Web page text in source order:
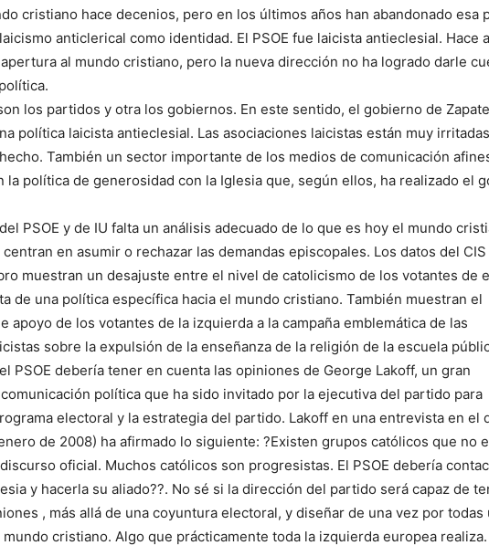
cristiano hace decenios, pero en los últimos años han abandonado esa
anticlerical como identidad. El PSOE fue laicista antieclesial. Hace
al mundo cristiano, pero la nueva dirección no ha logrado darle
los partidos y otra los gobiernos. En este sentido, el gobierno de
política laicista antieclesial. Las asociaciones laicistas están muy
También un sector importante de los medios de comunicación
la política de generosidad con la Iglesia que, según ellos, ha realizado el
PSOE y de IU falta un análisis adecuado de lo que es hoy el mundo
en asumir o rechazar las demandas episcopales. Los datos del CIS
muestran un desajuste entre el nivel de catolicismo de los votantes de
de una política específica hacia el mundo cristiano. También muestran el
apoyo de los votantes de la izquierda a la campaña emblemática de las
sobre la expulsión de la enseñanza de la religión de la escuela
PSOE debería tener en cuenta las opiniones de George Lakoff, un gran
política que ha sido invitado por la ejecutiva del partido para
electoral y la estrategia del partido. Lakoff en una entrevista en el
de 2008) ha afirmado lo siguiente: ?Existen grupos católicos que no
oficial. Muchos católicos son progresistas. El PSOE debería
y hacerla su aliado??. No sé si la dirección del partido será capaz de
, más allá de una coyuntura electoral, y diseñar de una vez por todas
cristiano. Algo que prácticamente toda la izquierda europea realiza.